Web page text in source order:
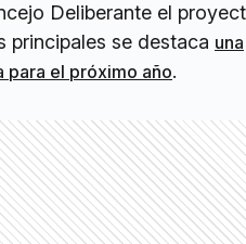
Deliberante el
principales se destaca una
para el próximo año.